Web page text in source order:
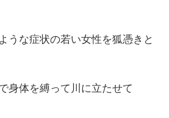
うな症状の若い女性を狐憑きと
身体を縛って川に立たせて